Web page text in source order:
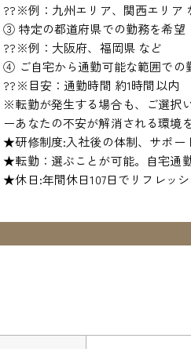
??※例：九州エリア、関西エリア
③ 特定の都道府県での勤務を希望
??※例：大阪府、福岡県 など
④ ご自宅から通勤可能な範囲での
??※目安：通勤時間 約1時間以内
※転勤が発生する場合も、ご選択
ーあなたの不安が解消される環境
★研修制度:入社後の体制、サポー
★転勤：選ぶことが可能。自宅通
★休日:年間休日107日でリフレッ